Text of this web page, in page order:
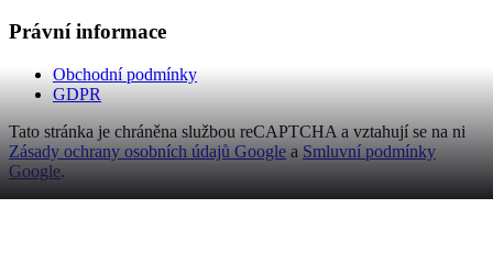
Právní informace
Obchodní podmínky
GDPR
Tato stránka je chráněna službou reCAPTCHA a vztahují se na ni
Zásady ochrany osobních údajů Google a Smluvní podmínky
Google.